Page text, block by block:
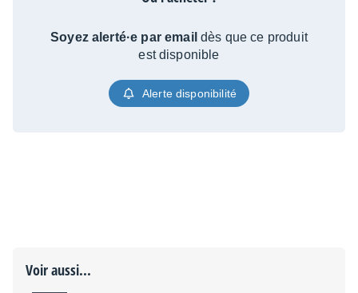
Soyez alerté·e par email dès que ce produit
est disponible
Alerte disponibilité
Voir aussi...